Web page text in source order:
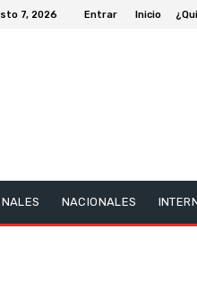
7, 2026 Entrar Inicio
NACIONALES